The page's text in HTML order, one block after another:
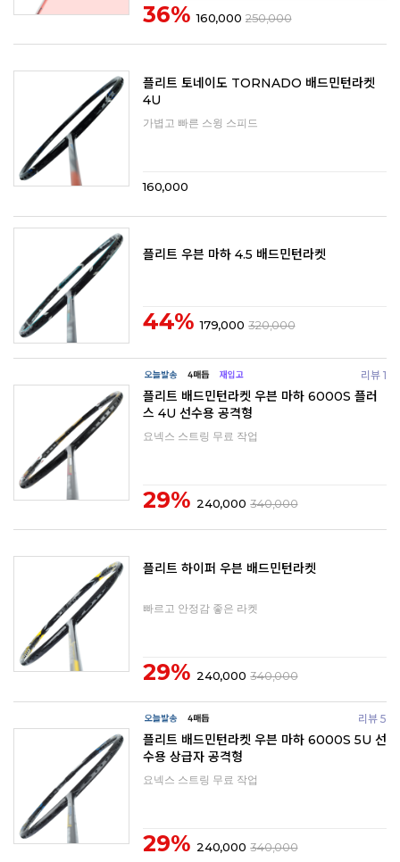
36% 160,000 250,000
플리트 토네이도 TORNADO 배드민턴라켓
4U
가볍고 빠른 스윙 스피드
160,000
플리트 우븐 마하 4.5 배드민턴라켓
44% 179,000 320,000
리뷰 1
플리트 배드민턴라켓 우븐 마하 6000S 플러
스 4U 선수용 공격형
요넥스 스트링 무료 작업
29% 240,000 340,000
플리트 하이퍼 우븐 배드민턴라켓
빠르고 안정감 좋은 라켓
29% 240,000 340,000
리뷰 5
플리트 배드민턴라켓 우븐 마하 6000S 5U 선
수용 상급자 공격형
요넥스 스트링 무료 작업
29% 240,000 340,000